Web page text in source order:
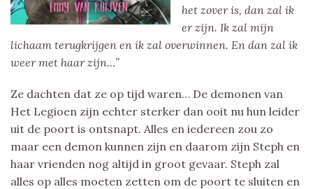
het zover is, dan zal ik
er zijn. Ik zal mijn
lichaam terugkrijgen en ik zal overwinnen. En dan zal ik
weer met haar zijn…”
Ze dachten dat ze op tijd waren… De demonen van
Het Legioen zijn echter sterker dan ooit nu hun leider
uit de poort is ontsnapt. Alles en iedereen zou zo
maar een demon kunnen zijn en daarom zijn Steph en
haar vrienden nog altijd in groot gevaar. Steph zal
alles op alles moeten zetten om de poort te sluiten en